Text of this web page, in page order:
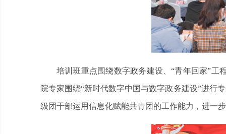
培训班重点围绕数字政务建设、“青年回家”工
院专家围绕“新时代数字中国与数字政务建设”进行
级团干部运用信息化赋能共青团的工作能力，进一